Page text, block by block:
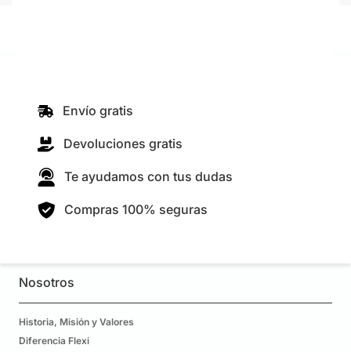
Envío gratis
Devoluciones gratis
Te ayudamos con tus dudas
Compras 100% seguras
Nosotros
Historia, Misión y Valores
Diferencia Flexi